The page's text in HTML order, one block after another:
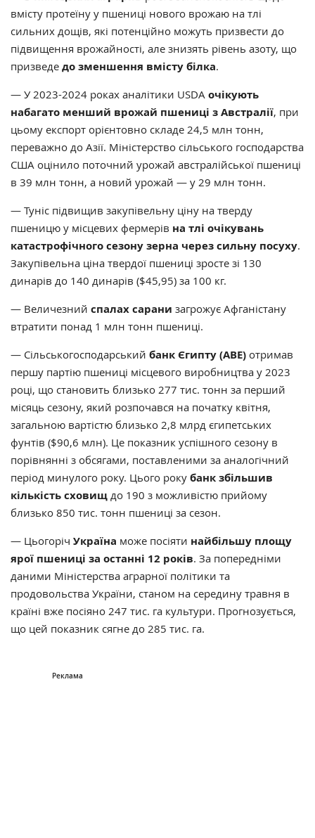
вмісту протеїну у пшениці нового врожаю на тлі
сильних дощів, які потенційно можуть призвести до
підвищення врожайності, але знизять рівень азоту, що
призведе до зменшення вмісту білка.
— У 2023-2024 роках аналітики USDA очікують
набагато менший врожай пшениці з Австралії, при
цьому експорт орієнтовно складе 24,5 млн тонн,
переважно до Азії. Міністерство сільського господарства
США оцінило поточний урожай австралійської пшениці
в 39 млн тонн, а новий урожай — у 29 млн тонн.
— Туніс підвищив закупівельну ціну на тверду
пшеницю у місцевих фермерів на тлі очікувань
катастрофічного сезону зерна через сильну посуху.
Закупівельна ціна твердої пшениці зросте зі 130
динарів до 140 динарів ($45,95) за 100 кг.
— Величезний спалах сарани загрожує Афганістану
втратити понад 1 млн тонн пшениці.
— Сільськогосподарський банк Єгипту (ABE) отримав
першу партію пшениці місцевого виробництва у 2023
році, що становить близько 277 тис. тонн за перший
місяць сезону, який розпочався на початку квітня,
загальною вартістю близько 2,8 млрд єгипетських
фунтів ($90,6 млн). Це показник успішного сезону в
порівнянні з обсягами, поставленими за аналогічний
період минулого року. Цього року банк збільшив
кількість сховищ до 190 з можливістю прийому
близько 850 тис. тонн пшениці за сезон.
— Цьогоріч Україна може посіяти найбільшу площу
ярої пшениці за останні 12 років. За попередніми
даними Міністерства аграрної політики та
продовольства України, станом на середину травня в
країні вже посіяно 247 тис. га культури. Прогнозується,
що цей показник сягне до 285 тис. га.